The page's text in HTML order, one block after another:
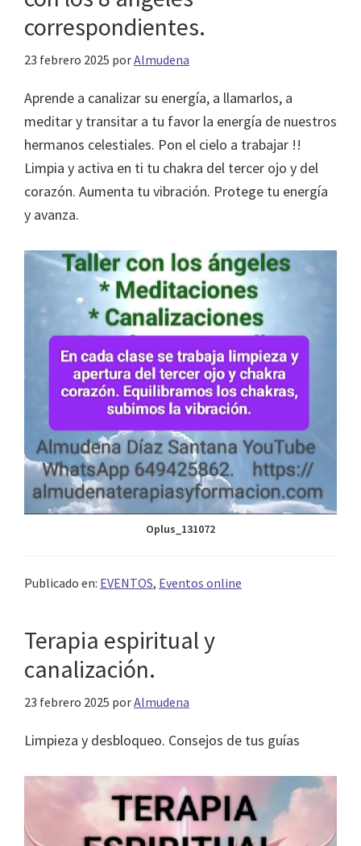
correspondientes.
23 febrero 2025 porAlmudena
Aprende a canalizar su energía, a llamarlos, a
meditar y transitar a tu favor la energía de nuestros
hermanos celestiales. Pon el cielo a trabajar !!
Limpia y activa en ti tu chakra del tercer ojo y del
corazón. Aumenta tu vibración. Protege tu energía
y avanza.
Oplus_131072
Publicado en: EVENTOS, Eventos online
Terapia espiritual y
canalización.
23 febrero 2025 porAlmudena
Limpieza y desbloqueo. Consejos de tus guías